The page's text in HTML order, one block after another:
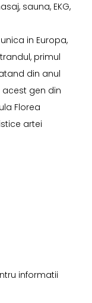
sauna, EKG,
in Europa,
primul
din anul
acest gen din
Florea
artei
informatii